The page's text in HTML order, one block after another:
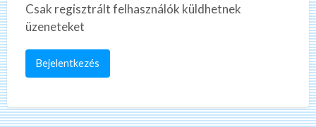
Csak regisztrált felhasználók küldhetnek
üzeneteket
Bejelentkezés